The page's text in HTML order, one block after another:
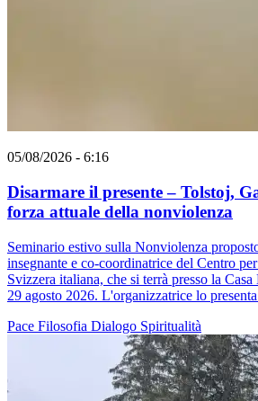
05/08/2026 - 6:16
Disarmare il presente – Tolstoj,
forza attuale della nonviolenza
Seminario estivo sulla Nonviolenza
insegnante e co-coordinatrice del Centro
Svizzera italiana, che si terrà presso la
29 agosto 2026. L'organizzatrice lo
Pace Filosofia Dialogo Spiritualità